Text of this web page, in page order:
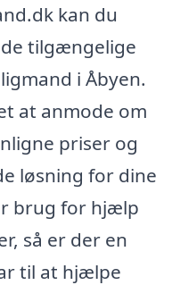
kan du
tilgængelige
i Åbyen.
at anmode om
priser og
løsning for dine
brug for hjælp
så er der en
til at hjælpe